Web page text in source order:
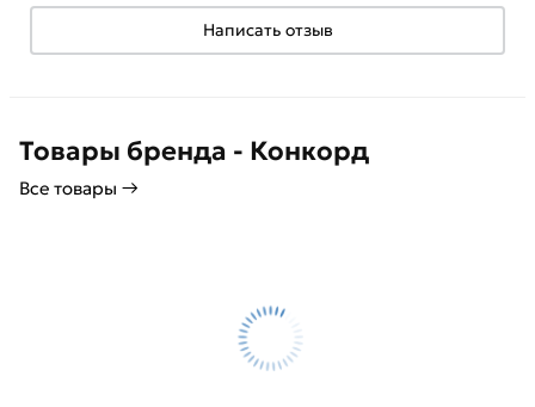
Написать отзыв
Товары бренда - Конкорд
Все товары →